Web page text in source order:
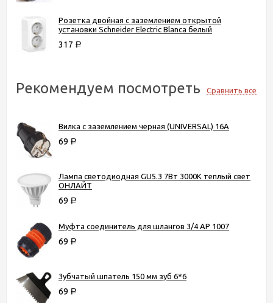
Розетка двойная с заземлением открытой
установки Schneider Electric Blanca белый
317 Р
Рекомендуем посмотреть Сравнить все
Вилка с заземлением черная (UNIVERSAL) 16А
69 Р
Лампа светодиодная GU5.3 7Вт 3000К теплый свет
ОНЛАЙТ
69 Р
Муфта соединитель для шлангов 3/4 AP 1007
69 Р
Зубчатый шпатель 150 мм зуб 6*6
69 Р